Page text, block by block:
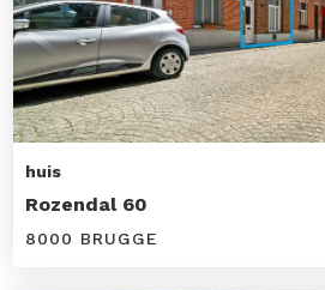
huis
Rozendal 60
8000 BRUGGE